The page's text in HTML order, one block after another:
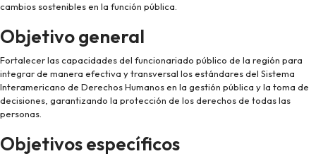
cambios sostenibles en la función pública.
Objetivo general
Fortalecer las capacidades del funcionariado público de la región para
integrar de manera efectiva y transversal los estándares del Sistema
Interamericano de Derechos Humanos en la gestión pública y la toma de
decisiones, garantizando la protección de los derechos de todas las
personas.
Objetivos específicos